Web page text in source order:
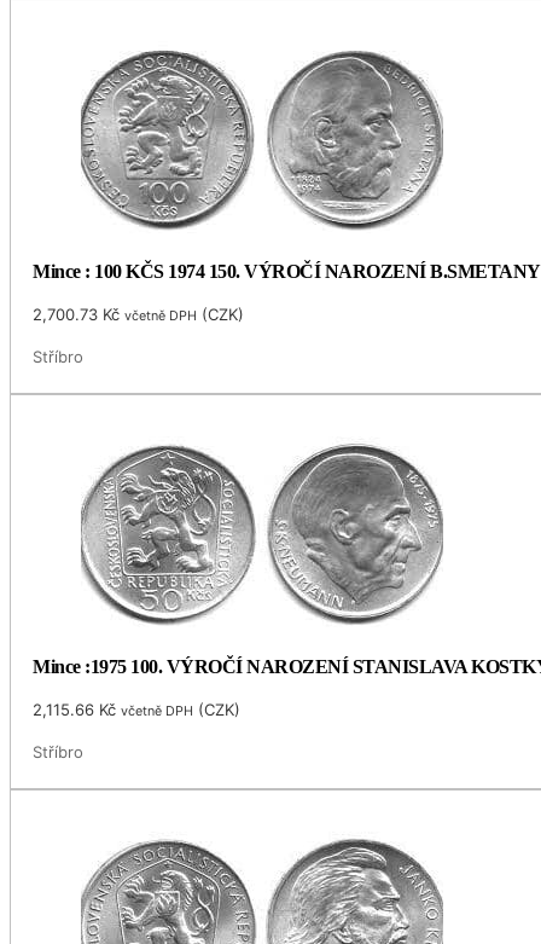
Mince : 100 KČS 1974 150. VÝROČÍ NAROZENÍ B.SMETANY
2,700.73 Kč včetně DPH (CZK)
Stříbro
Mince :1975 100. VÝROČÍ NAROZENÍ STANISLAVA
2,115.66 Kč včetně DPH (CZK)
Stříbro